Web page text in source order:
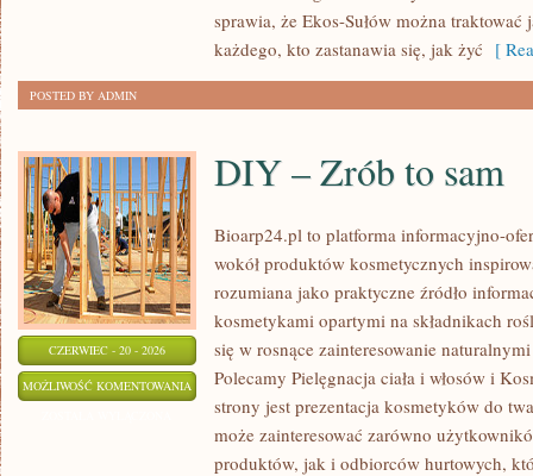
sprawia, że Ekos-Sułów można
każdego, kto zastanawia się, jak żyć [
POSTED BY ADMIN
CZERWIEC - 20 - 2026
MOŻLIWOŚĆ KOMENTOWANIA
ZRÓB
DIY – Zrób to sam
Bioarp24.pl to platforma informacyjno-
wokół produktów kosmetycznych
rozumiana jako praktyczne źródło
kosmetykami opartymi na składnikach
się w rosnące zainteresowanie
Polecamy Pielęgnacja ciała i włosów i
strony jest prezentacja kosmetyków do
może zainteresować zarówno
produktów, jak i odbiorców hurtowych,